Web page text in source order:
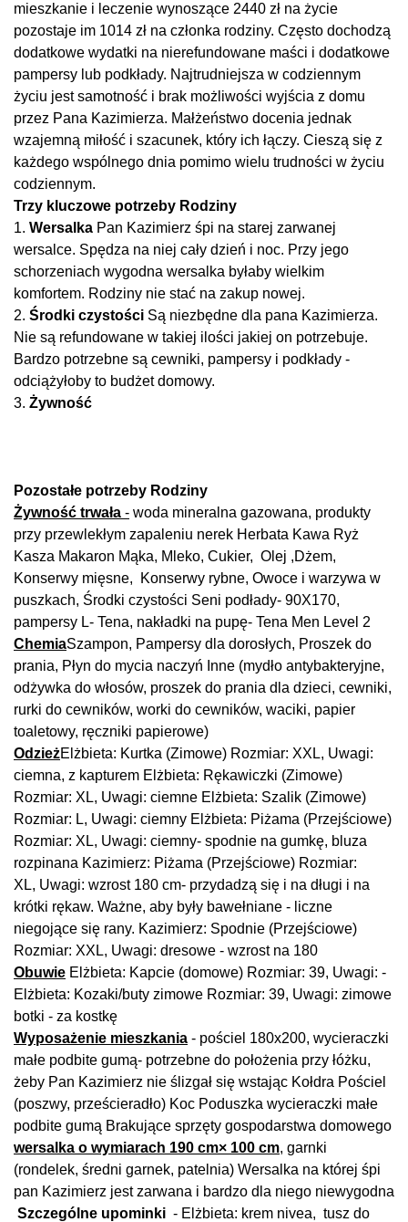
mieszkanie i leczenie wynoszące 2440 zł na życie
pozostaje im 1014 zł na członka rodziny. Często dochodzą
dodatkowe wydatki na nierefundowane maści i dodatkowe
pampersy lub podkłady. Najtrudniejsza w codziennym
życiu jest samotność i brak możliwości wyjścia z domu
przez Pana Kazimierza. Małżeństwo docenia jednak
wzajemną miłość i szacunek, który ich łączy. Cieszą się z
każdego wspólnego dnia pomimo wielu trudności w życiu
codziennym.
Trzy kluczowe potrzeby Rodziny
1. Wersalka Pan Kazimierz śpi na starej zarwanej
wersalce. Spędza na niej cały dzień i noc. Przy jego
schorzeniach wygodna wersalka byłaby wielkim
komfortem. Rodziny nie stać na zakup nowej.
2. Środki czystości Są niezbędne dla pana Kazimierza.
Nie są refundowane w takiej ilości jakiej on potrzebuje.
Bardzo potrzebne są cewniki, pampersy i podkłady -
odciążyłoby to budżet domowy.
3. Żywność
Pozostałe potrzeby Rodziny
Żywność trwała - woda mineralna gazowana, produkty
przy przewlekłym zapaleniu nerek Herbata Kawa Ryż
Kasza Makaron Mąka, Mleko, Cukier, Olej ,Dżem,
Konserwy mięsne, Konserwy rybne, Owoce i warzywa w
puszkach, Środki czystości Seni podłady- 90X170,
pampersy L- Tena, nakładki na pupę- Tena Men Level 2
ChemiaSzampon, Pampersy dla dorosłych, Proszek do
prania, Płyn do mycia naczyń Inne (mydło antybakteryjne,
odżywka do włosów, proszek do prania dla dzieci, cewniki,
rurki do cewników, worki do cewników, waciki, papier
toaletowy, ręczniki papierowe)
OdzieżElżbieta: Kurtka (Zimowe) Rozmiar: XXL, Uwagi:
ciemna, z kapturem Elżbieta: Rękawiczki (Zimowe)
Rozmiar: XL, Uwagi: ciemne Elżbieta: Szalik (Zimowe)
Rozmiar: L, Uwagi: ciemny Elżbieta: Piżama (Przejściowe)
Rozmiar: XL, Uwagi: ciemny- spodnie na gumkę, bluza
rozpinana Kazimierz: Piżama (Przejściowe) Rozmiar:
XL, Uwagi: wzrost 180 cm- przydadzą się i na długi i na
krótki rękaw. Ważne, aby były bawełniane - liczne
niegojące się rany. Kazimierz: Spodnie (Przejściowe)
Rozmiar: XXL, Uwagi: dresowe - wzrost na 180
Obuwie Elżbieta: Kapcie (domowe) Rozmiar: 39, Uwagi: -
Elżbieta: Kozaki/buty zimowe Rozmiar: 39, Uwagi: zimowe
botki - za kostkę
Wyposażenie mieszkania - pościel 180x200, wycieraczki
małe podbite gumą- potrzebne do położenia przy łóżku,
żeby Pan Kazimierz nie ślizgał się wstając Kołdra Pościel
(poszwy, prześcieradło) Koc Poduszka wycieraczki małe
podbite gumą Brakujące sprzęty gospodarstwa domowego
wersalka o wymiarach 190 cm× 100 cm, garnki
(rondelek, średni garnek, patelnia) Wersalka na której śpi
pan Kazimierz jest zarwana i bardzo dla niego niewygodna
Szczególne upominki - Elżbieta: krem nivea, tusz do